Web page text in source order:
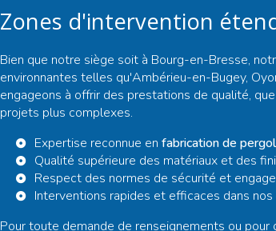
Zones d'intervention
Bien que notre siège soit à Bourg-en-Bresse,
environnantes telles qu'Ambérieu-en-Bugey,
engageons à offrir des prestations de qualité,
projets plus complexes.
Expertise reconnue en fabrication de
Qualité supérieure des matériaux et des
Respect des normes de sécurité et
Interventions rapides et efficaces dans
Pour toute demande de renseignements ou pour